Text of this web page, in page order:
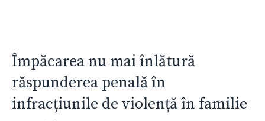
Împăcarea nu mai înlătură
răspunderea penală în
infracțiunile de violență în familie